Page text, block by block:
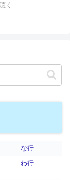
く
な行
わ行